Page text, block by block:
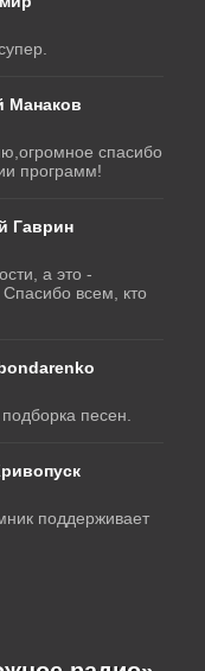
Манаков
спасибо
программ!
Гаврин
а это -
всем, кто
песен.
поддерживает